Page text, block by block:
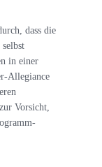
dass die
in einer
Allegiance
Vorsicht,